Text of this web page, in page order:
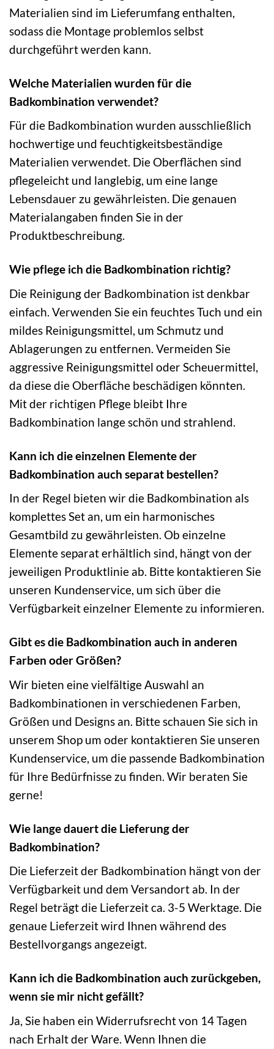
Materialien sind im Lieferumfang enthalten,
sodass die Montage problemlos selbst
durchgeführt werden kann.
Welche Materialien wurden für die
Badkombination verwendet?
Für die Badkombination wurden ausschließlich
hochwertige und feuchtigkeitsbeständige
Materialien verwendet. Die Oberflächen sind
pflegeleicht und langlebig, um eine lange
Lebensdauer zu gewährleisten. Die genauen
Materialangaben finden Sie in der
Produktbeschreibung.
Wie pflege ich die Badkombination richtig?
Die Reinigung der Badkombination ist denkbar
einfach. Verwenden Sie ein feuchtes Tuch und ein
mildes Reinigungsmittel, um Schmutz und
Ablagerungen zu entfernen. Vermeiden Sie
aggressive Reinigungsmittel oder Scheuermittel,
da diese die Oberfläche beschädigen könnten.
Mit der richtigen Pflege bleibt Ihre
Badkombination lange schön und strahlend.
Kann ich die einzelnen Elemente der
Badkombination auch separat bestellen?
In der Regel bieten wir die Badkombination als
komplettes Set an, um ein harmonisches
Gesamtbild zu gewährleisten. Ob einzelne
Elemente separat erhältlich sind, hängt von der
jeweiligen Produktlinie ab. Bitte kontaktieren Sie
unseren Kundenservice, um sich über die
Verfügbarkeit einzelner Elemente zu informieren.
Gibt es die Badkombination auch in anderen
Farben oder Größen?
Wir bieten eine vielfältige Auswahl an
Badkombinationen in verschiedenen Farben,
Größen und Designs an. Bitte schauen Sie sich in
unserem Shop um oder kontaktieren Sie unseren
Kundenservice, um die passende Badkombination
für Ihre Bedürfnisse zu finden. Wir beraten Sie
gerne!
Wie lange dauert die Lieferung der
Badkombination?
Die Lieferzeit der Badkombination hängt von der
Verfügbarkeit und dem Versandort ab. In der
Regel beträgt die Lieferzeit ca. 3-5 Werktage. Die
genaue Lieferzeit wird Ihnen während des
Bestellvorgangs angezeigt.
Kann ich die Badkombination auch zurückgeben,
wenn sie mir nicht gefällt?
Ja, Sie haben ein Widerrufsrecht von 14 Tagen
nach Erhalt der Ware. Wenn Ihnen die